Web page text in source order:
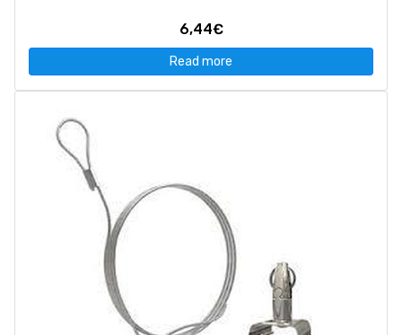
6,44€
Read more